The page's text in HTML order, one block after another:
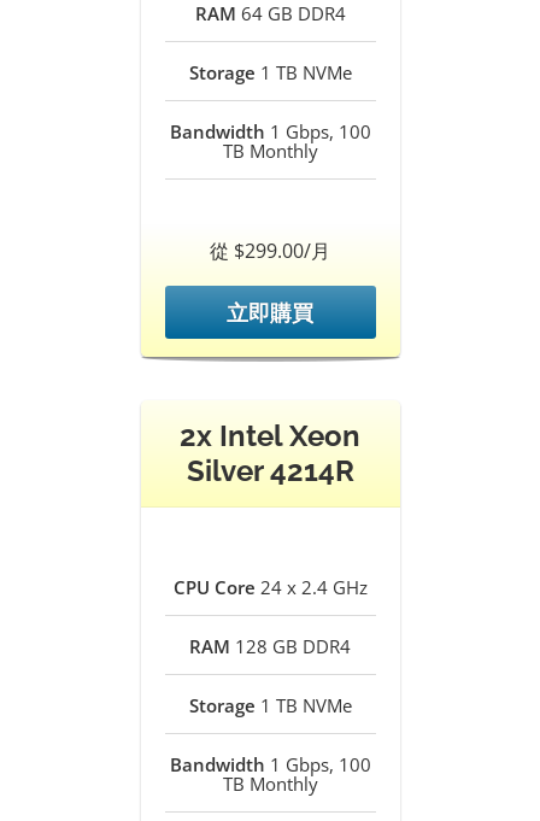
RAM 64 GB DDR4
Storage 1 TB NVMe
Bandwidth 1 Gbps, 100
TB Monthly
從 $299.00/月
立即購買
2x Intel Xeon
Silver 4214R
CPU Core 24 x 2.4 GHz
RAM 128 GB DDR4
Storage 1 TB NVMe
Bandwidth 1 Gbps, 100
TB Monthly